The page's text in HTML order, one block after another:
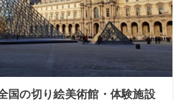
国の切り絵美術館・体験施設